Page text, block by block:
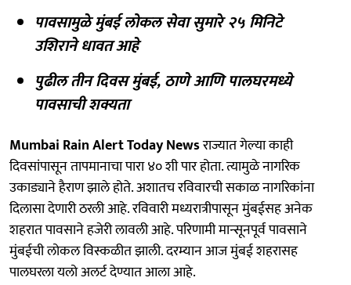
पावसामुळे मुंबई लोकल सेवा सुमारे २५ मिनिटे
उशिराने धावत आहे
पुढील तीन दिवस मुंबई, ठाणे आणि पालघरमध्ये
पावसाची शक्यता
Mumbai Rain Alert Today Newsराज्यात गेल्या काही
दिवसांपासून तापमानाचा पारा ४० शी पार होता. त्यामुळे नागरिक
उकाड्याने हैराण झाले होते. अशातच रविवारची सकाळ नागरिकांना
दिलासा देणारी ठरली आहे. रविवारी मध्यरात्रीपासून मुंबईसह अनेक
शहरात पावसाने हजेरी लावली आहे. परिणामी मान्सूनपूर्व पावसाने
मुंबईची लोकल विस्कळीत झाली. दरम्यान आज मुंबई शहरासह
पालघरला यलो अलर्ट देण्यात आला आहे.